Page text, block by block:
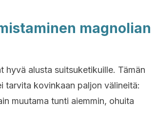
magnolian
hyvä alusta suitsuketikuille. Tämän
tarvita kovinkaan paljon välineitä:
muutama tunti aiemmin, ohuita